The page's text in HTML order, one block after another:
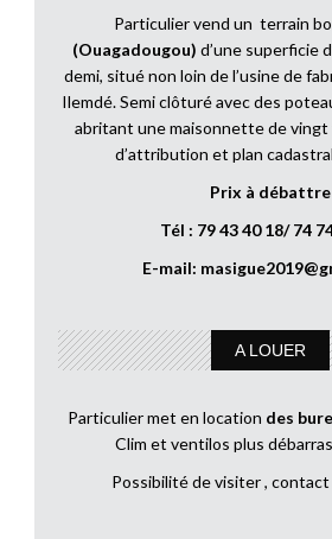
Particulier vend un terrain
(Ouagadougou) d’une superficie
demi, situé non loin de l’usine de
Ilemdé. Semi clôturé avec des
abritant une maisonnette de
d’attribution et plan
Prix à débattre
Tél : 79 43 40 18/ 74
E-mail:
A LOUER
Particulier met en location des
Clim et ventilos plus
Possibilité de visiter , contact